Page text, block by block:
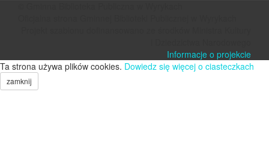
Informacje o projekcie
Ta strona używa plików cookies. Dowiedz się więcej o ciasteczkach
zamknij